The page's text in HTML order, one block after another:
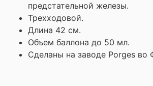
предстательной железы.
Трехходовой.
Длина 42 см.
Объем баллона до 50 мл.
Сделаны на заводе Porges во